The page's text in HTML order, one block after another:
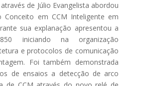
de Júlio Evangelista abordou
em CCM Inteligente em
sua explanação apresentou a
iniciando na organização
e protocolos de comunicação
Foi também demonstrada
de ensaios a detecção de arco